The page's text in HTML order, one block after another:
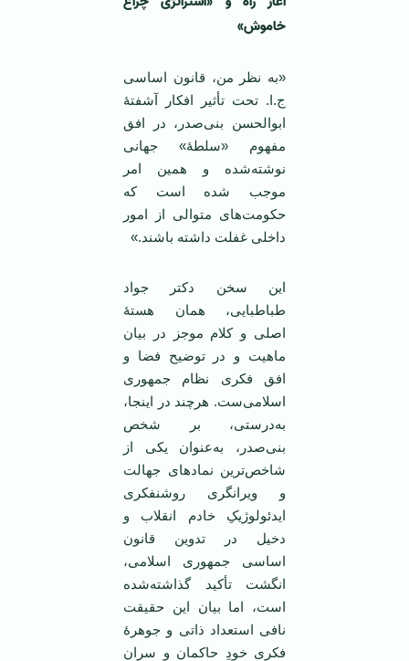
خاموش»
«به نظر من، قانون اساسی
ج.ا. تحت تأثیر افکار آشفتۀ
ابوالحسن بنی‌صدر، در افق
مفهوم «سلطۀ» جهانی
نوشته‌شده و همین امر
موجب شده است که
حکومت‌های متوالی از امور
داخلی غفلت داشته باشند.»
این سخن دکتر جواد
طباطبایی، همان هستۀ
اصلی و کلام موجز در بیان
ماهیت و در توضیح فضا و
افق فکری نظام جمهوری
اسلامی‌ست. هرچند در اینجا،
به‌درستی، بر شخص
بنی‌صدر، به‌عنوان یکی از
شاخص‌ترین نمادهای جهالت
و ویرانگری روشنفکری
ایدئولوژیکِ خادم انقلاب و
دخیل در تدوین قانون
اساسی جمهوری اسلامی،
انگشت تأکید گذاشته‌شده
است، اما بیان این حقیقت
نافی استعداد ذاتی و جوهرۀ
فکری خودِ حاکمان و سران